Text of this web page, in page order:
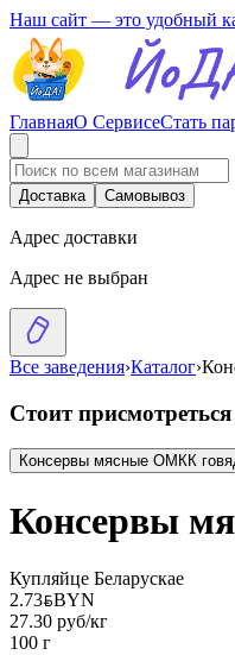
Наш сайт — это удобный
ГлавнаяО СервисеСтать
Доставка Самовывоз
Адрес доставки
Адрес не выбран
Все заведения›Каталог›
Стоит присмотреться
Консервы мясные ОМКК
Консервы
Купляйце Беларускае
2.73BYNBYN
27.30 руб/кг
100 г